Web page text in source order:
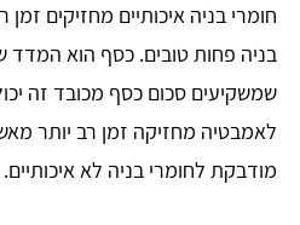
חומרי בניה איכותיים מחזיקים
בניה פחות טובים. כסף הוא המדד
שמשקיעים סכום כסף מכובד זה
לאמבטיה מחזיקה זמן רב יותר
מודבקת לחומרי בניה לא איכותיים.